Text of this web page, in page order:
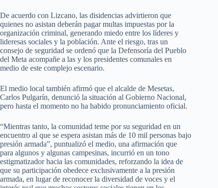
De acuerdo con Lizcano, las disidencias advirtieron que
quienes no asistan deberán pagar multas impuestas por la
organización criminal, generando miedo entre los líderes y
lideresas sociales y la población. Ante el riesgo, tras un
consejo de seguridad se ordenó que la Defensoría del Pueblo
del Meta acompañe a las y los presidentes comunales en
medio de este complejo escenario.
El medio local también afirmó que el alcalde de Mesetas,
Carlos Pulgarín, denunció la situación al Gobierno Nacional,
pero hasta el momento no ha habido pronunciamiento oficial.
“Mientras tanto, la comunidad teme por su seguridad en un
encuentro al que se espera asistan más de 10 mil personas bajo
presión armada”, puntualizó el medio, una afirmación que
para algunos y algunas campesinas, incurrió en un tono
estigmatizador hacia las comunidades, reforzando la idea de
que su participación obedece exclusivamente a la presión
armada, en lugar de reconocer la diversidad de voces y el